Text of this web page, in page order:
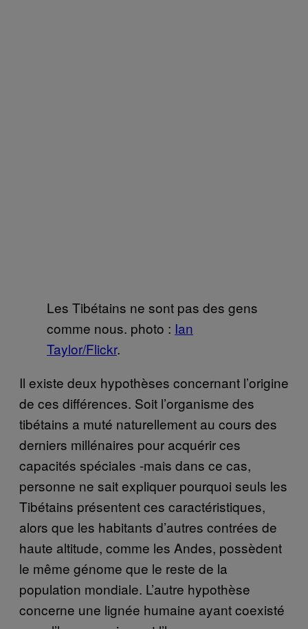
Les Tibétains ne sont pas des gens
comme nous. photo : Ian
Taylor/Flickr.
Il existe deux hypothèses concernant l’origine
de ces différences. Soit l’organisme des
tibétains a muté naturellement au cours des
derniers millénaires pour acquérir ces
capacités spéciales -mais dans ce cas,
personne ne sait expliquer pourquoi seuls les
Tibétains présentent ces caractéristiques,
alors que les habitants d’autres contrées de
haute altitude, comme les Andes, possèdent
le même génome que le reste de la
population mondiale. L’autre hypothèse
concerne une lignée humaine ayant coexisté